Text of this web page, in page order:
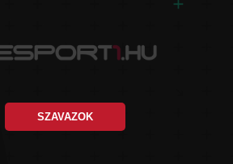
SZAVAZOK